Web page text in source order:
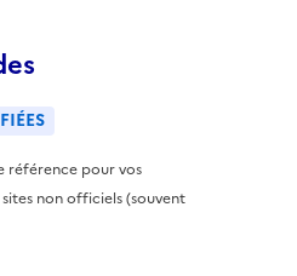
référence pour vos
non officiels (souvent